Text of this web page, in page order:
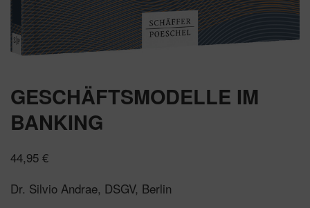
GESCHÄFTSMODELLE IM
BANKING
44,95 €
Dr. Silvio Andrae, DSGV, Berlin